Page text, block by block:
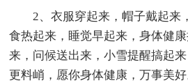
2、衣服穿起来，帽子戴起来
食热起来，睡觉早起来，身体健
来，问候送出来，小雪提醒搞起
更料峭，愿你身体健康，万事美好